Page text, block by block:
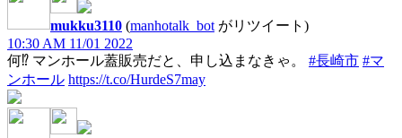
mukku3110 (manhotalk_bot がリツイート)
10:30 AM 11/01 2022
何⁉️ マンホール蓋販売だと、申し込まなきゃ。 #長崎市 #マ
ンホール https://t.co/HurdeS7may